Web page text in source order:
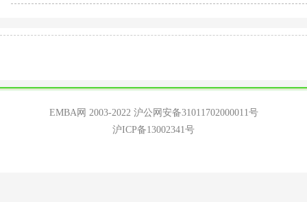
EMBA网 2003-2022 沪公网安备31011702000011号
沪ICP备13002341号